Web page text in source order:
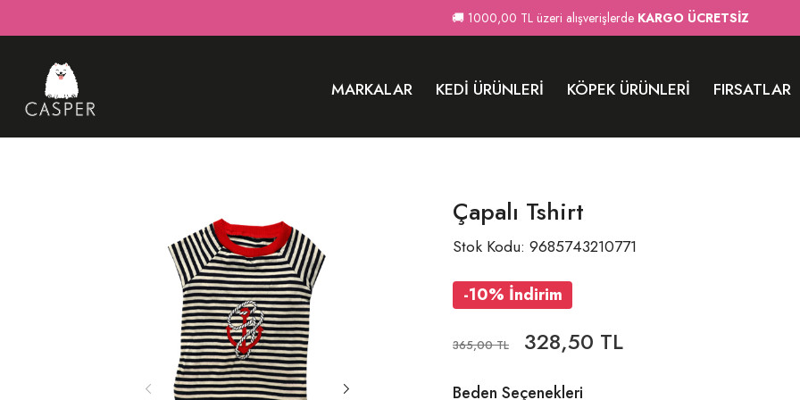
🚚 1000,00 TL üzeri alışverişlerde KARGO ÜCRETSİZ
MARKALAR KEDI ÜRÜNLERI KÖPEK ÜRÜNLERI FIRSATLAR
Çapalı Tshirt
Stok Kodu: 9685743210771
-10% İndirim
365,00 TL 328,50 TL
Beden Seçenekleri